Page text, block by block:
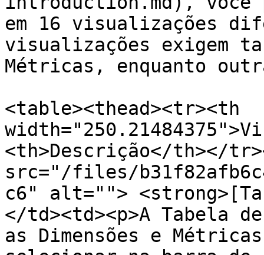
em 16 visualizações
visualizações exigem
Métricas, enquanto
<table><thead><tr><th
<th>Descrição</th></
src="/files/
c6" alt="">
</td><td><p>A Tabela
as Dimensões e